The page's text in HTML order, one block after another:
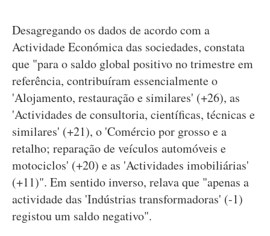
Desagregando os dados de acordo com a
Actividade Económica das sociedades, constata
que "para o saldo global positivo no trimestre em
referência, contribuíram essencialmente o
'Alojamento, restauração e similares' (+26), as
'Actividades de consultoria, científicas, técnicas e
similares' (+21), o 'Comércio por grosso e a
retalho; reparação de veículos automóveis e
motociclos' (+20) e as 'Actividades imobiliárias'
(+11)". Em sentido inverso, relava que "apenas a
actividade das 'Indústrias transformadoras' (-1)
registou um saldo negativo".